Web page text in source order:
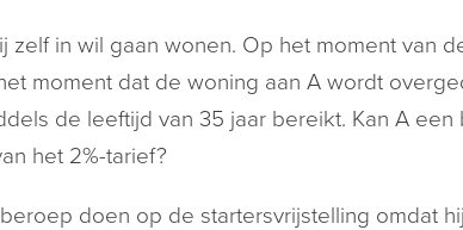
zelf in wil gaan wonen. Op het moment van
moment dat de woning aan A wordt
de leeftijd van 35 jaar bereikt. Kan A
het 2%-tarief?
doen op de startersvrijstelling omdat